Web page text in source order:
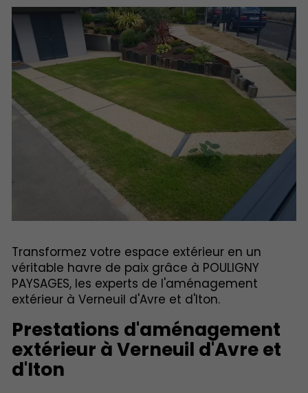
Transformez votre espace extérieur en un
véritable havre de paix grâce à POULIGNY
PAYSAGES, les experts de l'aménagement
extérieur à Verneuil d'Avre et d'Iton.
Prestations d'aménagement
extérieur à Verneuil d'Avre et
d'Iton